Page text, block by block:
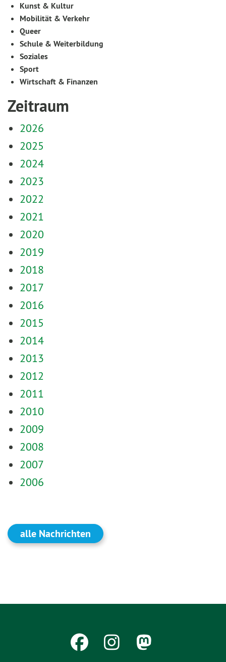
Kunst & Kultur
Mobilität & Verkehr
Queer
Schule & Weiterbildung
Soziales
Sport
Wirtschaft & Finanzen
Zeitraum
2026
2025
2024
2023
2022
2021
2020
2019
2018
2017
2016
2015
2014
2013
2012
2011
2010
2009
2008
2007
2006
alle Nachrichten